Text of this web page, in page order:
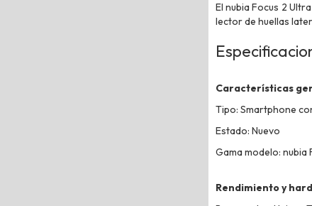
El nubia Focus 2
lector de huellas
Características
Tipo: Smartphone
Estado: Nuevo
Gama modelo: nubia
Rendimiento y